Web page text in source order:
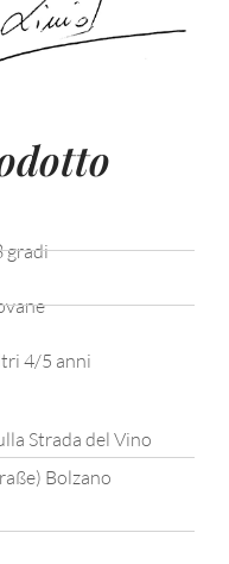
gradi
4/5 anni
Strada del Vino
Bolzano